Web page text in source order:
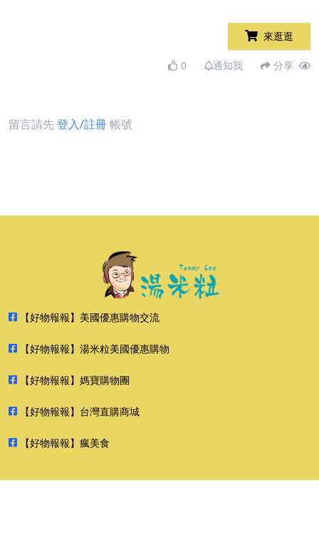
來逛逛
0 通知我 分享
留言請先登入/註冊帳號
【好物報報】美國優惠購物交流
【好物報報】湯米粒美國優惠購物
【好物報報】媽寶購物團
【好物報報】台灣直購商城
【好物報報】瘋美食